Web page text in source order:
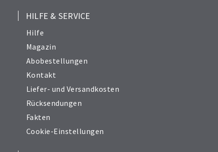
HILFE & SERVICE
Hilfe
Magazin
Abobestellungen
Kontakt
Liefer- und Versandkosten
Rücksendungen
Fakten
Cookie-Einstellungen